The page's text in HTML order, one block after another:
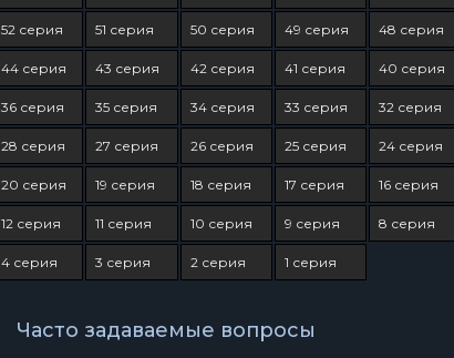
52 серия 51 серия 50 серия 49 серия 48 серия
44 серия 43 серия 42 серия 41 серия 40 серия
36 серия 35 серия 34 серия 33 серия 32 серия
28 серия 27 серия 26 серия 25 серия 24 серия
20 серия 19 серия 18 серия 17 серия 16 серия
12 серия 11 серия 10 серия 9 серия 8 серия
4 серия 3 серия 2 серия 1 серия
Часто задаваемые вопросы